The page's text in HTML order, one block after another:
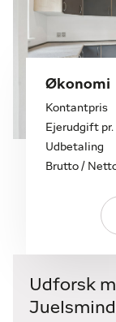
idrætshal,
og inden for
hyggeligt
minutters
pendling let.
Glattrupvej 6
moderne
straks føler
fra den
solide
udeliv året
om landlig
og fællesskab.
Økonomi
Kontantpris
Ejerudgift pr.
Udbetaling
Brutto /
Udforsk